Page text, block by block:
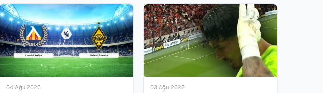
04 Ağu 2026 03 Ağu 2026